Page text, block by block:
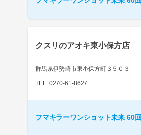
クスリのアオキ東小保方店
群馬県伊勢崎市東小保方町３５０３
TEL: 0270-61-8627
フマキラーワンショット未来 60回